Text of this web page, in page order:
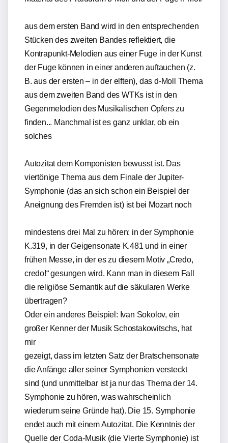
aus dem ersten Band wird in den entsprechenden
Stücken des zweiten Bandes reflektiert, die
Kontrapunkt-Melodien aus einer Fuge in der Kunst
der Fuge können in einer anderen auftauchen (z.
B. aus der ersten – in der elften), das d-Moll Thema
aus dem zweiten Band des WTKs ist in den
Gegenmelodien des Musikalischen Opfers zu
finden... Manchmal ist es ganz unklar, ob ein
solches
Autozitat dem Komponisten bewusst ist. Das
viertönige Thema aus dem Finale der Jupiter-
Symphonie (das an sich schon ein Beispiel der
Aneignung des Fremden ist) ist bei Mozart noch
mindestens drei Mal zu hören: in der Symphonie
K.319, in der Geigensonate K.481 und in einer
frühen Messe, in der es zu diesem Motiv „Credo,
credo!“ gesungen wird. Kann man in diesem Fall
die religiöse Semantik auf die säkularen Werke
übertragen?
Oder ein anderes Beispiel: Ivan Sokolov, ein
großer Kenner der Musik Schostakowitschs, hat
mir
gezeigt, dass im letzten Satz der Bratschensonate
die Anfänge aller seiner Symphonien versteckt
sind (und unmittelbar ist ja nur das Thema der 14.
Symphonie zu hören, was wahrscheinlich
wiederum seine Gründe hat). Die 15. Symphonie
endet auch mit einem Autozitat. Die Kenntnis der
Quelle der Coda-Musik (die Vierte Symphonie) ist